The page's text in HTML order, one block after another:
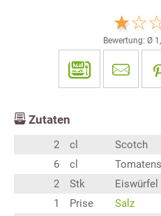
Bewertung: Ø
Zutaten
2 cl
Scotch
6
cl
2
Stk
Eiswürfel
1
Prise
Salz